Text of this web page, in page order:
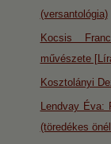
(versantológia)
Kocsis
művészete
Kosztolányi
Lendvay Éva:
(töredékes